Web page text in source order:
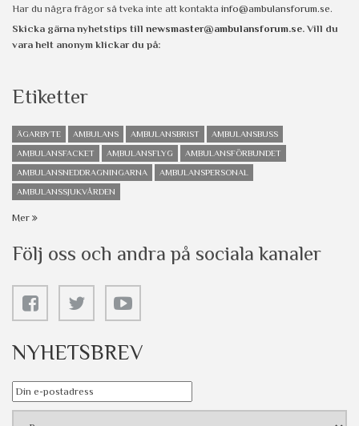
Har du några frågor så tveka inte att kontakta info@ambulansforum.se.
Skicka gärna nyhetstips till newsmaster@ambulansforum.se. Vill du
vara helt anonym klickar du på:
Etiketter
ÄGARBYTE AMBULANS AMBULANSBRIST
AMBULANSBUSS
AMBULANSFACKET
AMBULANSFLYG
AMBULANSFÖRBUNDET
AMBULANSNEDDRAGNINGARNA
AMBULANSPERSONAL
AMBULANSSJUKVÅRDEN
Mer
Följ oss och andra på sociala kanaler
NYHETSBREV